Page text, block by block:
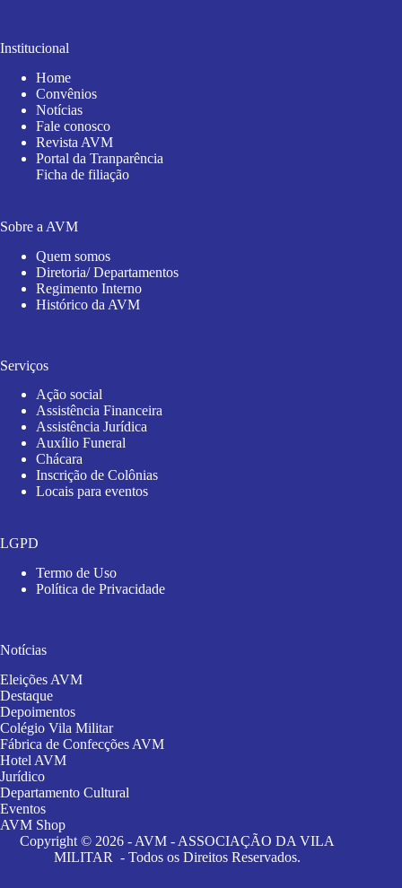
Institucional
Home
Convênios
Notícias
Fale conosco
Revista AVM
Portal da Tranparência
Ficha de filiação
Sobre a AVM
Quem somos
Diretoria/ Departamentos
Regimento Interno
Histórico da AVM
Serviços
Ação social
Assistência Financeira
Assistência Jurídica
Auxílio Funeral
Chácara
Inscrição de Colônias
Locais para eventos
LGPD
Termo de Uso
Política de Privacidade
Notícias
Eleições AVM
Destaque
Depoimentos
Colégio Vila Militar
Fábrica de Confecções AVM
Hotel AVM
Jurídico
Departamento Cultural
Eventos
AVM Shop
Copyright © 2026 - AVM - ASSOCIAÇÃO DA VILA
MILITAR - Todos os Direitos Reservados.